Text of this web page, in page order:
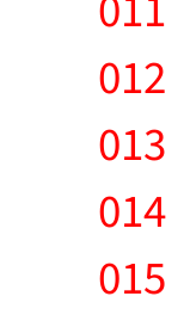
012
013
014
015